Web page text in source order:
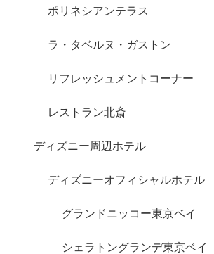
ポリネシアンテラス
ラ・タベルヌ・ガストン
リフレッシュメントコーナー
レストラン北斎
ディズニー周辺ホテル
ディズニーオフィシャルホテル
グランドニッコー東京ベイ
シェラトングランデ東京ベイ